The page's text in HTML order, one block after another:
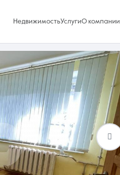
НедвижимостьУслугиО компании
Избранное
0 объявлений
Услуги